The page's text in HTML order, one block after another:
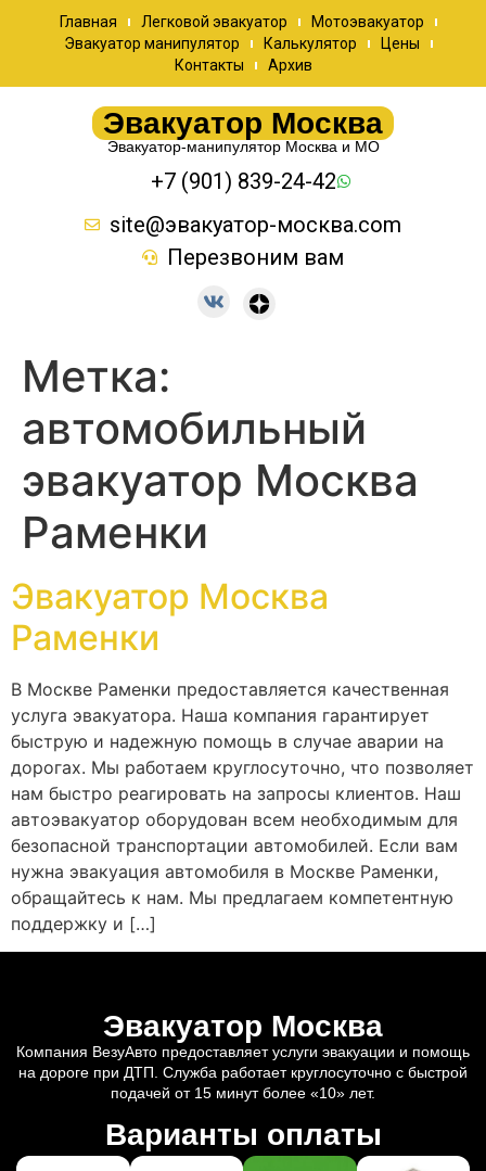
Главная Легковой эвакуатор
Мотоэвакуатор
Эвакуатор манипулятор
Калькулятор
Цены
Контакты
Архив
Эвакуатор Москва
Эвакуатор-манипулятор Москва и МО
+7 (901) 839-24-42
site@эвакуатор-москва.com
Перезвоним вам
Метка:
автомобильный
эвакуатор Москва
Раменки
Эвакуатор Москва
Раменки
В Москве Раменки предоставляется качественная
услуга эвакуатора. Наша компания гарантирует
быструю и надежную помощь в случае аварии на
дорогах. Мы работаем круглосуточно, что позволяет
нам быстро реагировать на запросы клиентов. Наш
автоэвакуатор оборудован всем необходимым для
безопасной транспортации автомобилей. Если вам
нужна эвакуация автомобиля в Москве Раменки,
обращайтесь к нам. Мы предлагаем компетентную
поддержку и […]
Эвакуатор Москва
Компания ВезуАвто предоставляет услуги эвакуации и помощь
на дороге при ДТП. Служба работает круглосуточно с быстрой
подачей от 15 минут более «10» лет.
Варианты оплаты